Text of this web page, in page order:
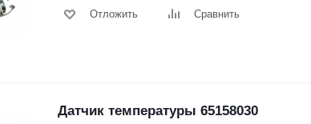
Отложить Сравнить
Датчик температуры 65158030